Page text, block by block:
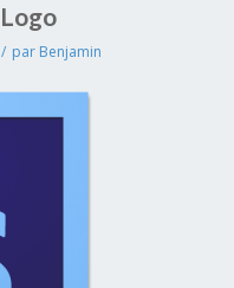
/ par Benjamin